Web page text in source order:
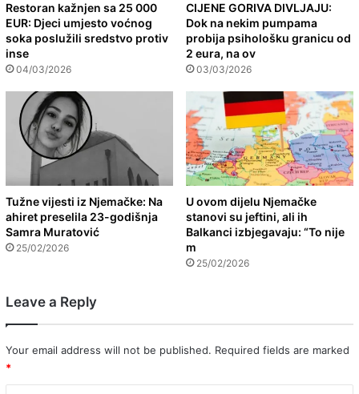
Restoran kažnjen sa 25 000
EUR: Djeci umjesto voćnog
soka poslužili sredstvo protiv
inse
04/03/2026
CIJENE GORIVA DIVLJAJU:
Dok na nekim pumpama
probija psihološku granicu od
2 eura, na ov
03/03/2026
Tužne vijesti iz Njemačke: Na
ahiret preselila 23-godišnja
Samra Muratović
25/02/2026
U ovom dijelu Njemačke
stanovi su jeftini, ali ih
Balkanci izbjegavaju: “To nije
m
25/02/2026
Leave a Reply
Your email address will not be published. Required fields are marked
*